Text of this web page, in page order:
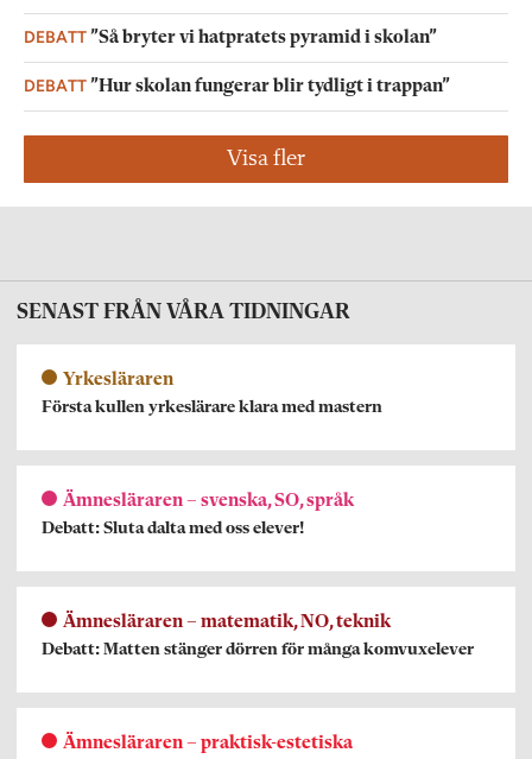
DEBATT”Så bryter vi hatpratets pyramid i skolan”
DEBATT”Hur skolan fungerar blir tydligt i trappan”
Visa fler
SENAST FRÅN VÅRA TIDNINGAR
Yrkesläraren
Första kullen yrkeslärare klara med mastern
Ämnesläraren – svenska, SO, språk
Debatt: Sluta dalta med oss elever!
Ämnesläraren – matematik, NO, teknik
Debatt: Matten stänger dörren för många komvuxelever
Ämnesläraren – praktisk-estetiska